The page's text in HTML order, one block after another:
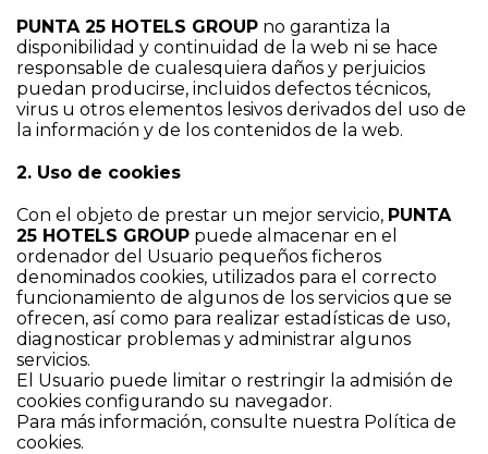
PUNTA 25 HOTELS GROUP no garantiza la
disponibilidad y continuidad de la web ni se hace
responsable de cualesquiera daños y perjuicios
puedan producirse, incluidos defectos técnicos,
virus u otros elementos lesivos derivados del uso de
la información y de los contenidos de la web.
2. Uso de cookies
Con el objeto de prestar un mejor servicio, PUNTA
25 HOTELS GROUP puede almacenar en el
ordenador del Usuario pequeños ficheros
denominados cookies, utilizados para el correcto
funcionamiento de algunos de los servicios que se
ofrecen, así como para realizar estadísticas de uso,
diagnosticar problemas y administrar algunos
servicios.
El Usuario puede limitar o restringir la admisión de
cookies configurando su navegador.
Para más información, consulte nuestra Política de
cookies.